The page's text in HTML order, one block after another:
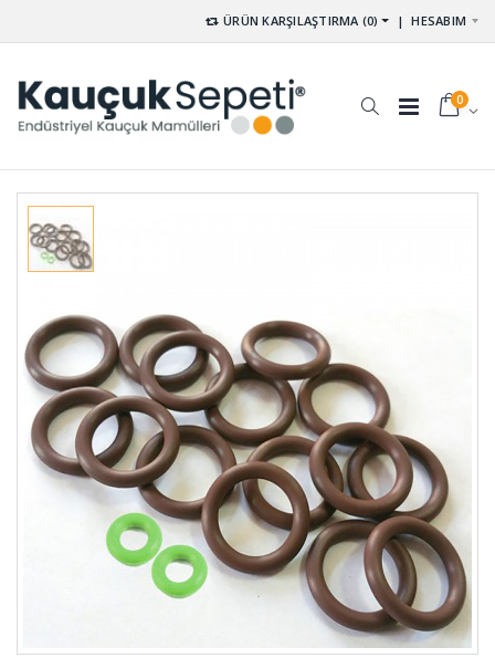
ÜRÜN KARŞILAŞTIRMA (0) |HESABIM
0
Yıldız Kaplin
KPY-001
Kompansatör
Kule
Lastikleri
KL-001
Çikolata
Dolum
Takozu HT-
001